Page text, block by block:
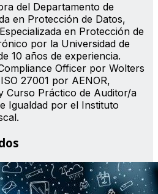
del Departamento de
en Protección de Datos,
en Protección de
por la Universidad de
10 años de experiencia.
Officer por Wolters
27001 por AENOR,
Curso Práctico de Auditor/a
Igualdad por el Instituto